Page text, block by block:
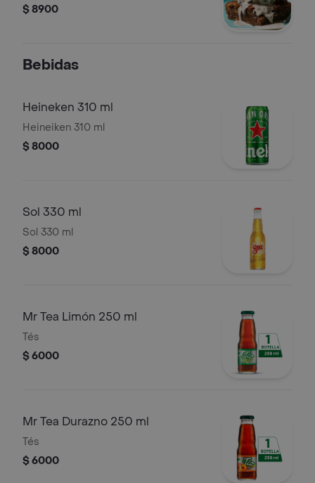
$ 8900
Bebidas
Heineken 310 ml
Heineiken 310 ml
$ 8000
Sol 330 ml
Sol 330 ml
$ 8000
Mr Tea Limón 250 ml
Tés
$ 6000
Mr Tea Durazno 250 ml
Tés
$ 6000